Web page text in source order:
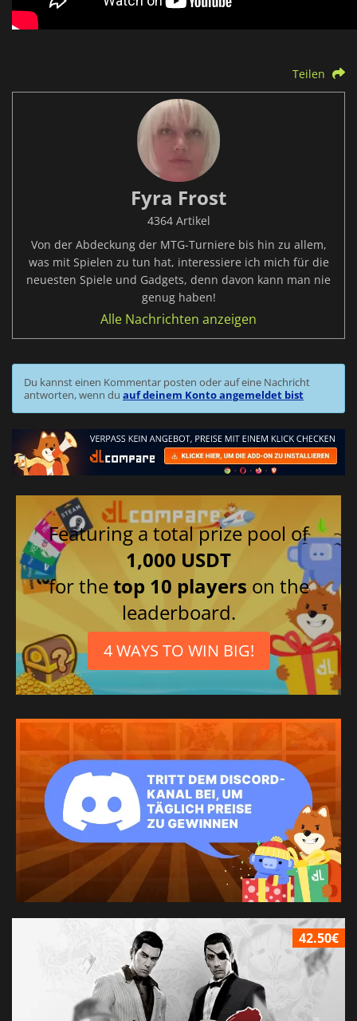
Teilen
Fyra Frost
4364 Artikel
Von der Abdeckung der MTG-Turniere bis hin zu allem,
was mit Spielen zu tun hat, interessiere ich mich für die
neuesten Spiele und Gadgets, denn davon kann man nie
genug haben!
Alle Nachrichten anzeigen
Du kannst einen Kommentar posten oder auf eine Nachricht
antworten, wenn du auf deinem Konto angemeldet bist
Featuring a total prize pool of
1,000 USDT
for thetop 10 players on the
leaderboard.
4 WAYS TO WIN BIG!
42.50€